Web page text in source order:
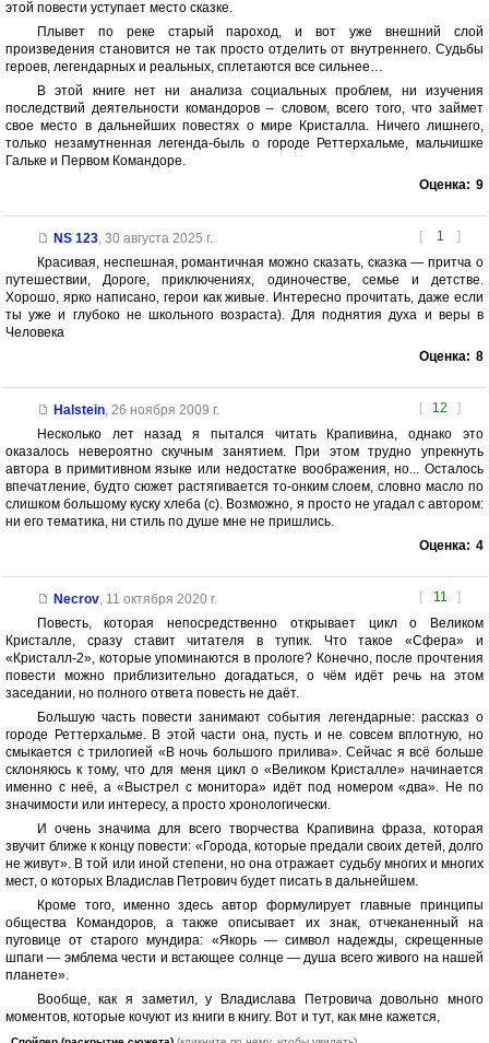
этой повести уступает место сказке.
Плывет по реке старый пароход, и вот уже внешний слой
произведения становится не так просто отделить от внутреннего. Судьбы
героев, легендарных и реальных, сплетаются все сильнее…
В этой книге нет ни анализа социальных проблем, ни изучения
последствий деятельности командоров – словом, всего того, что займет
свое место в дальнейших повестях о мире Кристалла. Ничего лишнего,
только незамутненная легенда-быль о городе Реттерхальме, мальчишке
Гальке и Первом Командоре.
Оценка: 9
[ 1 ]
NS 123, 30 августа 2025 г.
Красивая, неспешная, романтичная можно сказать, сказка — притча о
путешествии, Дороге, приключениях, одиночестве, семье и детстве.
Хорошо, ярко написано, герои как живые. Интересно прочитать, даже если
ты уже и глубоко не школьного возраста). Для поднятия духа и веры в
Человека
Оценка: 8
[ 12 ]
Halstein, 26 ноября 2009 г.
Несколько лет назад я пытался читать Крапивина, однако это
оказалось невероятно скучным занятием. При этом трудно упрекнуть
автора в примитивном языке или недостатке воображения, но... Осталось
впечатление, будто сюжет растягивается то-онким слоем, словно масло по
слишком большому куску хлеба (с). Возможно, я просто не угадал с автором:
ни его тематика, ни стиль по душе мне не пришлись.
Оценка: 4
[ 11 ]
Necrov, 11 октября 2020 г.
Повесть, которая непосредственно открывает цикл о Великом
Кристалле, сразу ставит читателя в тупик. Что такое «Сфера» и
«Кристалл-2», которые упоминаются в прологе? Конечно, после прочтения
повести можно приблизительно догадаться, о чём идёт речь на этом
заседании, но полного ответа повесть не даёт.
Большую часть повести занимают события легендарные: рассказ о
городе Реттерхальме. В этой части она, пусть и не совсем вплотную, но
смыкается с трилогией «В ночь большого прилива». Сейчас я всё больше
склоняюсь к тому, что для меня цикл о «Великом Кристалле» начинается
именно с неё, а «Выстрел с монитора» идёт под номером «два». Не по
значимости или интересу, а просто хронологически.
И очень значима для всего творчества Крапивина фраза, которая
звучит ближе к концу повести: «Города, которые предали своих детей, долго
не живут». В той или иной степени, но она отражает судьбу многих и многих
мест, о которых Владислав Петрович будет писать в дальнейшем.
Кроме того, именно здесь автор формулирует главные принципы
общества Командоров, а также описывает их знак, отчеканенный на
пуговице от старого мундира: «Якорь — символ надежды, скрещенные
шпаги — эмблема чести и встающее солнце — душа всего живого на нашей
планете».
Вообще, как я заметил, у Владислава Петровича довольно много
моментов, которые кочуют из книги в книгу. Вот и тут, как мне кажется,